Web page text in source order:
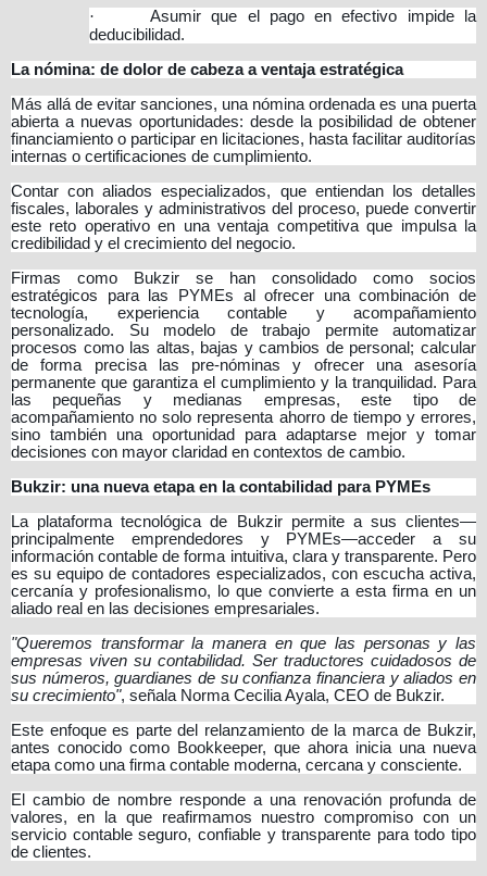
·
Asumir que el pago en efectivo impide la
deducibilidad.
La nómina: de dolor de cabeza a ventaja estratégica
Más allá de evitar sanciones, una nómina ordenada es una puerta
abierta a nuevas oportunidades: desde la posibilidad de obtener
financiamiento o participar en licitaciones, hasta facilitar auditorías
internas o certificaciones de cumplimiento.
Contar con aliados especializados, que entiendan los detalles
fiscales, laborales y administrativos del proceso, puede convertir
este reto operativo en una ventaja competitiva que impulsa la
credibilidad y el crecimiento del negocio.
Firmas como Bukzir se han consolidado como socios
estratégicos para las PYMEs al ofrecer una combinación de
tecnología, experiencia contable y acompañamiento
personalizado. Su modelo de trabajo permite automatizar
procesos como las altas, bajas y cambios de personal; calcular
de forma precisa las pre-nóminas y ofrecer una asesoría
permanente que garantiza el cumplimiento y la tranquilidad. Para
las pequeñas y medianas empresas, este tipo de
acompañamiento no solo representa ahorro de tiempo y errores,
sino también una oportunidad para adaptarse mejor y tomar
decisiones con mayor claridad en contextos de cambio.
Bukzir: una nueva etapa en la contabilidad para PYMEs
La plataforma tecnológica de Bukzir permite a sus clientes—
principalmente emprendedores y PYMEs—acceder a su
información contable de forma intuitiva, clara y transparente. Pero
es su equipo de contadores especializados, con escucha activa,
cercanía y profesionalismo, lo que convierte a esta firma en un
aliado real en las decisiones empresariales.
"Queremos transformar la manera en que las personas y las
empresas viven su contabilidad. Ser traductores cuidadosos de
sus números, guardianes de su confianza financiera y aliados en
su crecimiento", señala Norma Cecilia Ayala, CEO de Bukzir.
Este enfoque es parte del relanzamiento de la marca de Bukzir,
antes conocido como Bookkeeper, que ahora inicia una nueva
etapa como una firma contable moderna, cercana y consciente.
El cambio de nombre responde a una renovación profunda de
valores, en la que reafirmamos nuestro compromiso con un
servicio contable seguro, confiable y transparente para todo tipo
de clientes.